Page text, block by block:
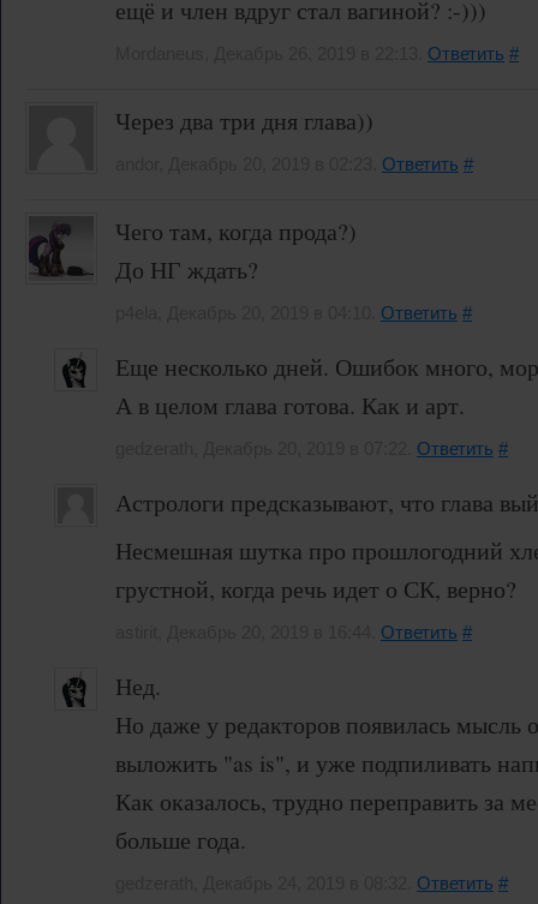
ещё и член вдруг стал вагиной? :-)))
Ответить #
Через два три дня глава))
Ответить #
Чего там, когда прода?)
До НГ ждать?
Ответить #
Еще несколько дней. Ошибок много,
А в целом глава готова. Как и арт.
Ответить #
Астрологи предсказывают, что глава
Несмешная шутка про прошлогодний
грустной, когда речь идет о СК, верно?
Ответить #
Нед.
Но даже у редакторов появилась мысль
выложить "as is", и уже подпиливать
Как оказалось, трудно переправить за
больше года.
Ответить #